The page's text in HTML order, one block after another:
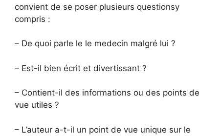
convient de se poser plusieurs questionsy
compris :
– De quoi parle le le medecin malgré lui ?
– Est-il bien écrit et divertissant ?
– Contient-il des informations ou des points de
vue utiles ?
– L’auteur a-t-il un point de vue unique sur le